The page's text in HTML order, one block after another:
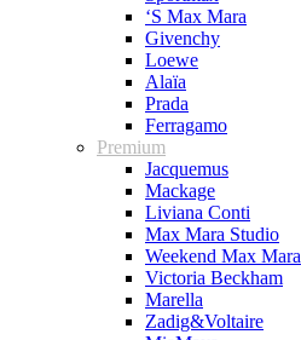
‘S Max Mara
Givenchy
Loewe
Alaïa
Prada
Ferragamo
Premium
Jacquemus
Mackage
Liviana Conti
Max Mara Studio
Weekend Max Mara
Victoria Beckham
Marella
Zadig&Voltaire